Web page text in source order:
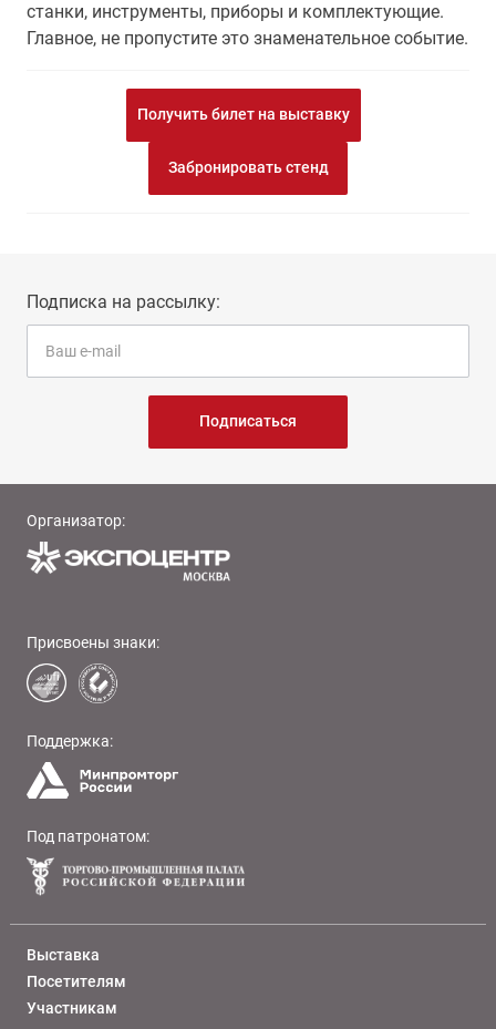
станки, инструменты, приборы и комплектующие.
Главное, не пропустите это знаменательное событие.
Получить билет на выставку
Забронировать стенд
Подписка на рассылку:
Подписаться
Организатор:
Присвоены знаки:
Поддержка:
Под патронатом:
Выставка
Посетителям
Участникам